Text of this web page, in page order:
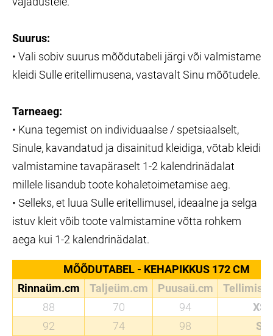
Suurus:
• Vali sobiv suurus mõõdutabeli järgi või valmistame
kleidi Sulle eritellimusena, vastavalt Sinu mõõtudele.
Tarneaeg:
• Kuna tegemist on individuaalse / spetsiaalselt,
Sinule, kavandatud ja disainitud kleidiga, võtab kleidi
valmistamine tavapäraselt 1-2 kalendrinädalat
millele lisandub toote kohaletoimetamise aeg.
• Selleks, et luua Sulle eritellimusel, ideaalne ja selga
istuv kleit võib toote valmistamine võtta rohkem
aega kui 1-2 kalendrinädalat.
MÕÕDUTABEL - KEHAPIKKUS 172 CM
Rinnaüm.cm
Taljeüm.cm Puusaü.cm
88
70 94
XS
92
74 98
S